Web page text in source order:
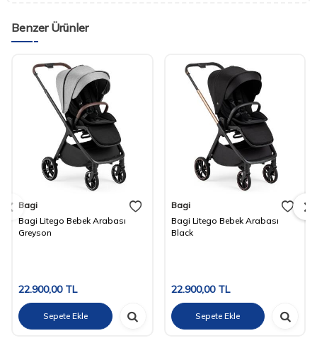
Benzer Ürünler
Bagi
Bagi Litego Bebek Arabası
Greyson
22.900,00TL
Sepete Ekle
Bagi
Bagi Litego Bebek Arabası
Black
22.900,00TL
Sepete Ekle